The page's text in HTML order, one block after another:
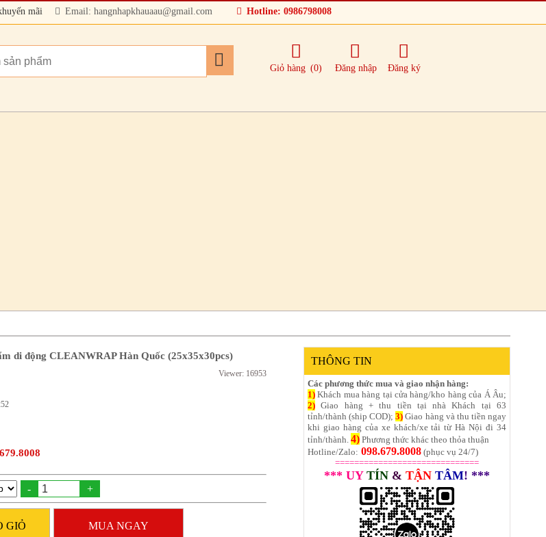
mãi Email: hangnhapkhauaau@gmail.com Hotline: 0986798008
Giỏ hàng (0) Đăng nhập Đăng ký
di động CLEANWRAP Hàn Quốc (25x35x30pcs)
Viewer: 16953
- +
GIỎ MUA NGAY
THÔNG TIN
Các phương thức mua và giao nhận hàng:
1) Khách mua hàng tại cửa hàng/kho hàng của Á Âu;
2) Giao hàng + thu tiền tại nhà Khách tại 63
tỉnh/thành (ship COD);3) Giao hàng và thu tiền ngay
khi giao hàng của xe khách/xe tải từ Hà Nội đi 34
tỉnh/thành. 4) Phương thức khác theo thỏa thuận
Hotline/Zalo: 098.679.8008 (phục vụ 24/7)
==============================
*** UY TÍN & TẬN TÂM! ***